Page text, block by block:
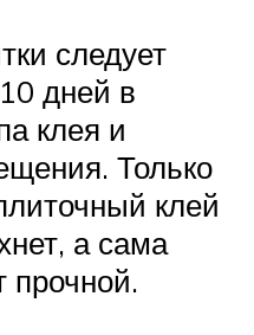
следует
дней в
клея и
Только
клей
а сама
прочной.